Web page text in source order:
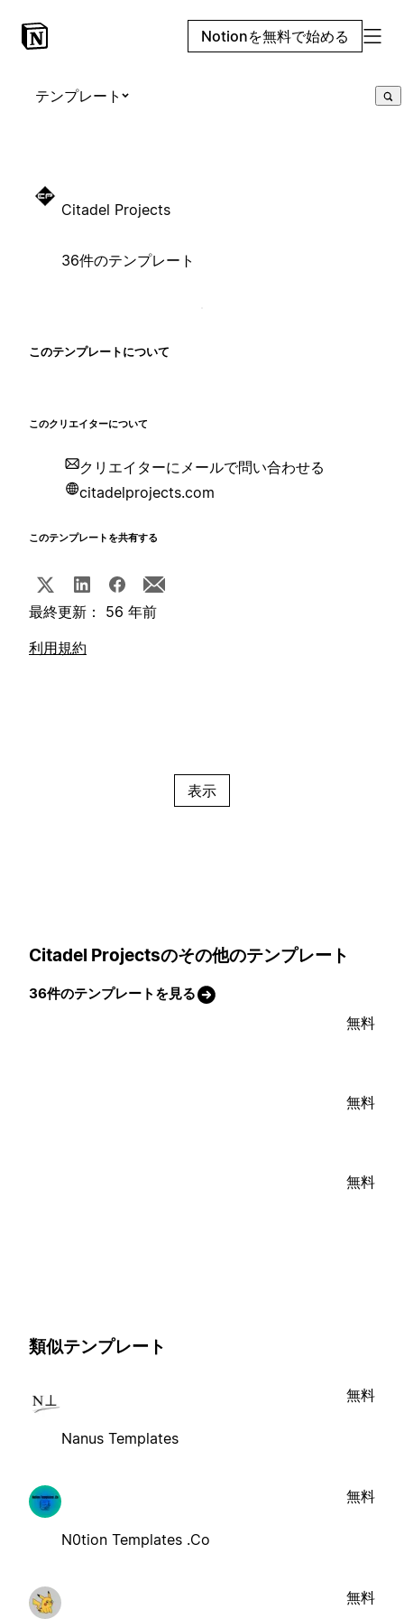
Notionを無料で始める
テンプレート
Citadel Projects
36件のテンプレート
このテンプレートについて
このクリエイターについて
クリエイターにメールで問い合わせる
citadelprojects.com
このテンプレートを共有する
最終更新： 56 年前
利用規約
表示
Citadel Projectsのその他のテンプレート
36件のテンプレートを見る
無料
無料
無料
類似テンプレート
Nanus Templates
無料
N0tion Templates .Co
無料
無料